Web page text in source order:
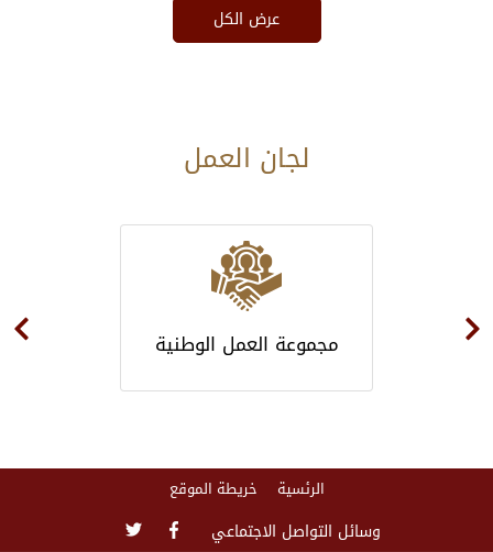
للمشاركة الالكترونية “تواصَل”، كما
قامت الوحدة بإرسال التقرير لجميع
عرض الكل
لجان العمل
مجموعة العمل الوطنية
الرئسية خريطة الموقع
وسائل التواصل الاجتماعي